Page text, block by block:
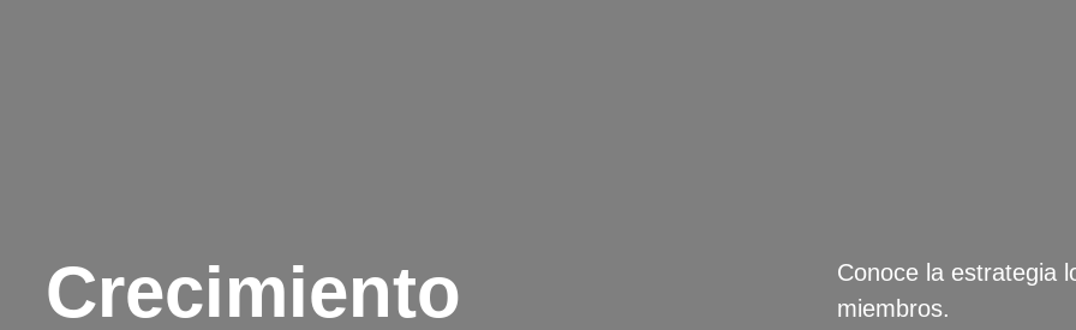
Crecimiento
Conoce la estrategia
miembros.